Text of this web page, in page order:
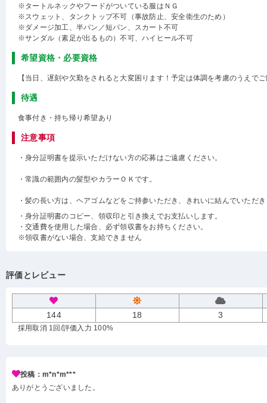
※タートルネックやフードがついている服はＮＧ
※スウェット、タンクトップ不可（事故防止、安全衛生のため）
※ダメージ加工、半パン／短パン、スカート不可
※サンダル（素足が出るもの）不可、ハイヒール不可
希望資格・必要資格
【当日、遅刻や欠勤をされると大変困ります！予定は体調を考慮のうえで
待遇
食事付き・持ち帰り希望あり
注意事項
・身分証明書を提示いただけない方の応募はご遠慮ください。
・常識の範囲内の髪型やカラーＯＫです。
・髪の長い方は、ヘアゴムなどをご持参いただき、きれいに結んでいただ
・身分証明書のコピー、領収印と引き換えでお支払いします。
・交通費を使用した場合、必ず領収書をお持ちください。
※領収書がない場合、支給できません
評価とレビュー
144 18 3
採用取消 1回 /評価入力 100%
投稿：m*n*m***
ありがとうございました。